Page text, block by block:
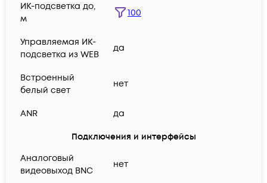
ИК-подсветка до,
м
100
Управляемая ИК-
подсветка из WEB
да
Встроенный
белый свет
нет
ANR да
Подключения и интерфейсы
Аналоговый
видеовыход BNC
нет